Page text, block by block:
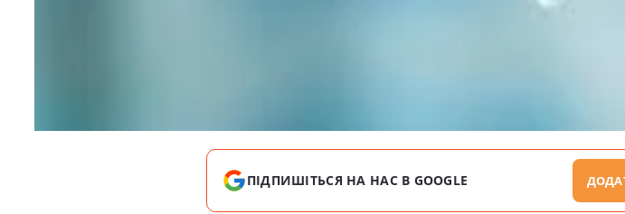
ПІДПИШІТЬСЯ НА НАС В GOOGLE